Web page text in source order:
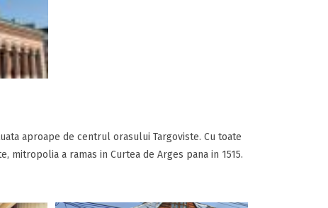
aproape de centrul orasului Targoviste. Cu toate
mitropolia a ramas in Curtea de Arges pana in 1515.